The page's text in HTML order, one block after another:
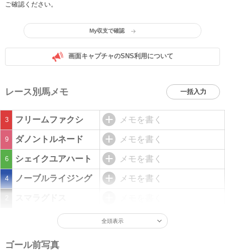
ご確認ください。
My収支で確認
画面キャプチャのSNS利用について
レース別馬メモ 一括入力
3 フリームファクシ メモを書く
9 ダノントルネード メモを書く
6 シェイクユアハート メモを書く
4 ノーブルライジング メモを書く
全頭表示
ゴール前写真